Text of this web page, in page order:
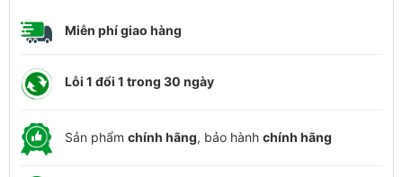
Miễn phí giao hàng
Lỗi 1 đổi 1 trong 30 ngày
Sản phẩm chính hãng, bảo hành chính hãng